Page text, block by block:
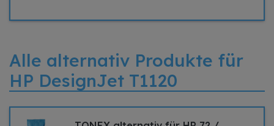
Alle alternativ Produkte für
HP DesignJet T1120